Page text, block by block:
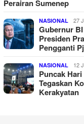
Perairan Sumenep
NASIONAL 27
Gubernur
Presiden
Pengganti
NASIONAL 12
Puncak
Tegaskan
Kerakyatan